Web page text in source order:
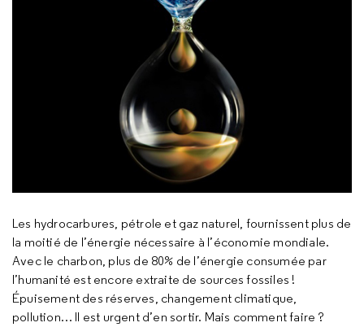
Les hydrocarbures, pétrole et gaz naturel, fournissent plus de
la moitié de l’énergie nécessaire à l’économie mondiale.
Avec le charbon, plus de 80% de l’énergie consumée par
l’humanité est encore extraite de sources fossiles !
Épuisement des réserves, changement climatique,
pollution… Il est urgent d’en sortir. Mais comment faire ?